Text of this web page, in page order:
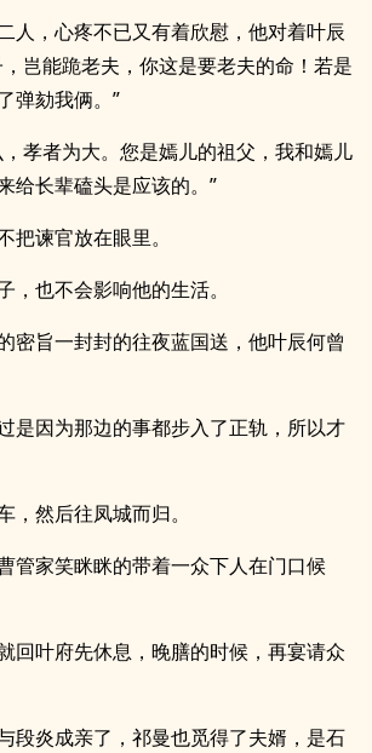
人，心疼不已又有着欣慰，他对着叶辰
岂能跪老夫，你这是要老夫的命！若是
弹劾我俩。”
孝者为大。您是嫣儿的祖父，我和嫣儿
给长辈磕头是应该的。”
把谏官放在眼里。
，也不会影响他的生活。
密旨一封封的往夜蓝国送，他叶辰何曾
是因为那边的事都步入了正轨，所以才
，然后往凤城而归。
管家笑眯眯的带着一众下人在门口候
回叶府先休息，晚膳的时候，再宴请众
段炎成亲了，祁曼也觅得了夫婿，是石